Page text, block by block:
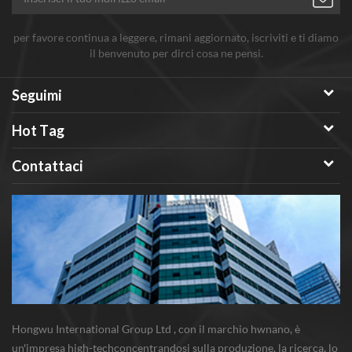
per favore continua a leggere, rimani aggiornato, iscriviti e ti diamo
il benvenuto per dirci cosa ne pensi.
Seguimi
Hot Tag
Contattaci
Hongwu International Group Ltd , con il marchio hwnano, è
un'impresa high-techconcentrandosi sulla produzione, la ricerca, lo